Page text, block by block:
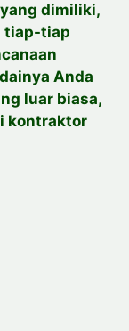
dimiliki,
tiap-tiap
Anda
luar biasa,
kontraktor